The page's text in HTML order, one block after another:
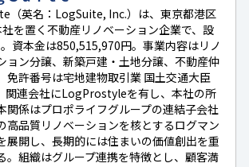
（英名：LogSuite, Inc.）は、東京都港区
を置く不動産リノベーション企業で、設
資本金は850,515,970円。事業内容はリノ
ョン分譲、新築戸建・土地分譲、不動産仲
免許番号は宅地建物取引業 国土交通大臣
関連会社にLogProstyleを有し、本社の所
関係はプロポライフグループの連結子会社
高品質リノベーションを核とするログマン
展開し、長期的には住まいの価値創出を重
。組織はグループ連携を特徴とし、顧客満